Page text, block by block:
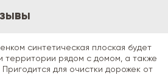
синтетическая плоская будет
территории рядом с домом, а также
для очистки дорожек от